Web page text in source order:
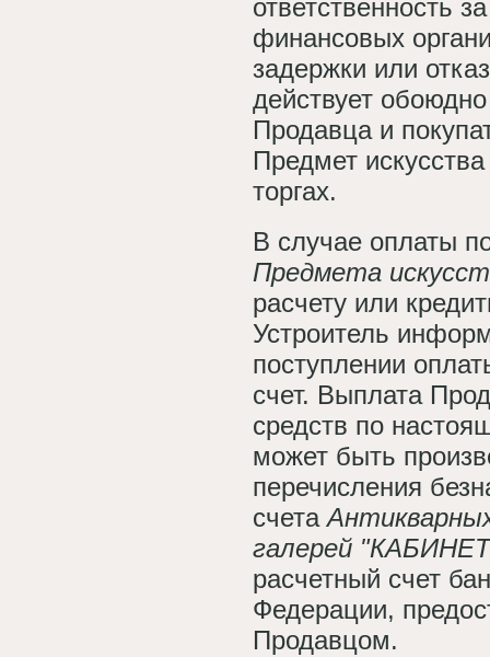
ответственность
финансовых
задержки или
действует
Продавца и
Предмет
торгах.
В случае оплаты
Предмета
расчету или
Устроитель
поступлении
счет. Выплата
средств по
может быть
перечисления
счета
галерей
расчетный счет
Федерации,
Продавцом.